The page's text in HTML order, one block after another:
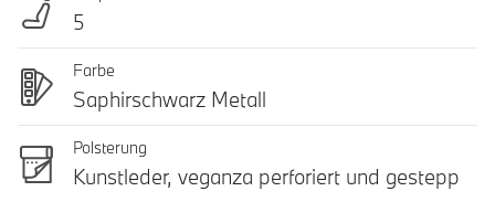
5
Farbe
Saphirschwarz Metall
Polsterung
Kunstleder, veganza perforiert und gestepp